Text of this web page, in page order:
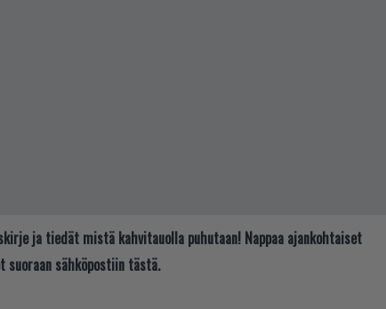
ja tiedät mistä kahvitauolla puhutaan! Nappaa ajankohtaiset
suoraan sähköpostiin tästä.